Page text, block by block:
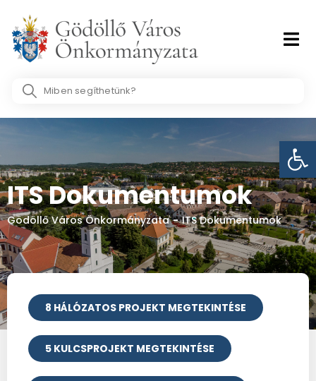
content
Search
ITS Dokumentumok
Gödöllő Város Önkormányzata - ITS Dokumentumok
8 HÁLÓZATOS PROJEKT MEGTEKINTÉSE
5 KULCSPROJEKT MEGTEKINTÉSE